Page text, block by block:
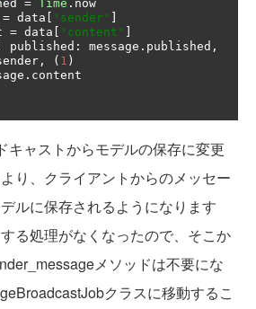
= Time . now
= data 'sender'
= data 'content'
published : message . published ,
, ( 1 )
.
ャストからモデルの保存に変更
り、クライアントからのメッセー
ルに保存されるようになります
する処理がなくなったので、そこか
メソッドは不要にな
クラスに移動するこ